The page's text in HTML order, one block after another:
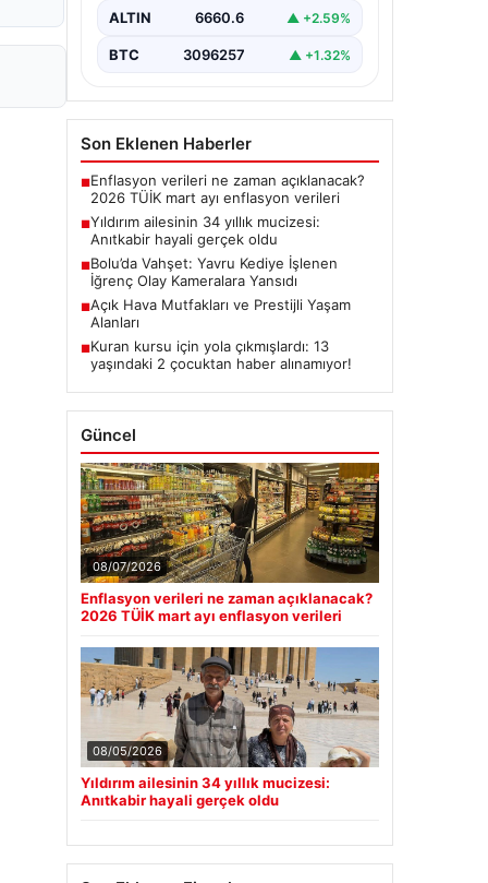
ALTIN 6660.6 ▲ +2.59%
BTC 3096257 ▲ +1.32%
Son Eklenen Haberler
■Enflasyon verileri ne zaman açıklanacak?
2026 TÜİK mart ayı enflasyon verileri
■Yıldırım ailesinin 34 yıllık mucizesi:
Anıtkabir hayali gerçek oldu
■Bolu’da Vahşet: Yavru Kediye İşlenen
İğrenç Olay Kameralara Yansıdı
■Açık Hava Mutfakları ve Prestijli Yaşam
Alanları
■Kuran kursu için yola çıkmışlardı: 13
yaşındaki 2 çocuktan haber alınamıyor!
Güncel
08/07/2026
Enflasyon verileri ne zaman açıklanacak?
2026 TÜİK mart ayı enflasyon verileri
08/05/2026
Yıldırım ailesinin 34 yıllık mucizesi:
Anıtkabir hayali gerçek oldu